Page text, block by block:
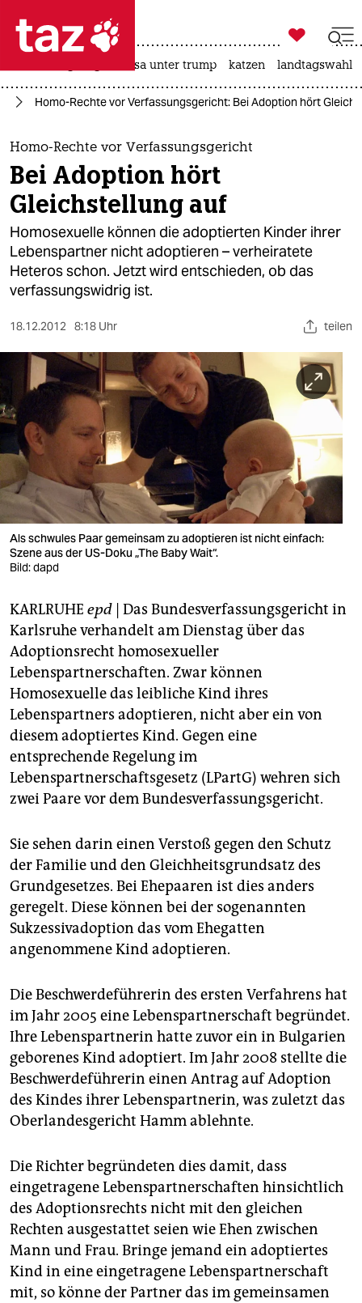
 taz zahl ich
taz zahl ich
themen
politik
öko
gesellschaft
kultur
sport
berlin
nord
wahrheit
verlag
verlag
veranstaltungen
shop
fragen & hilfe
unterstützen
abo
genossenschaft
epaper login

taz zahl ich
usa unter trump katzen landtagswahl
Homo-Rechte vor Verfassungsgericht: Bei Adoption hört
Homo-Rechte vor Verfassungsgericht
Bei Adoption hört
Gleichstellung auf
Homosexuelle können die adoptierten Kinder ihrer
Lebenspartner nicht adoptieren – verheiratete
Heteros schon. Jetzt wird entschieden, ob das
verfassungswidrig ist.
18.12.2012 8:18 Uhr teilen
Als schwules Paar gemeinsam zu adoptieren ist nicht einfach:
Szene aus der US-Doku „The Baby Wait“.
Bild: dapd
KARLRUHE epd | Das Bundesverfassungsgericht in
Karlsruhe verhandelt am Dienstag über das
Adoptionsrecht homosexueller
Lebenspartnerschaften. Zwar können
Homosexuelle das leibliche Kind ihres
Lebenspartners adoptieren, nicht aber ein von
diesem adoptiertes Kind. Gegen eine
entsprechende Regelung im
Lebenspartnerschaftsgesetz (LPartG) wehren sich
zwei Paare vor dem Bundesverfassungsgericht.
Sie sehen darin einen Verstoß gegen den Schutz
der Familie und den Gleichheitsgrundsatz des
Grundgesetzes. Bei Ehepaaren ist dies anders
geregelt. Diese können bei der sogenannten
Sukzessivadoption das vom Ehegatten
angenommene Kind adoptieren.
Die Beschwerdeführerin des ersten Verfahrens hat
im Jahr 2005 eine Lebenspartnerschaft begründet.
Ihre Lebenspartnerin hatte zuvor ein in Bulgarien
geborenes Kind adoptiert. Im Jahr 2008 stellte die
Beschwerdeführerin einen Antrag auf Adoption
des Kindes ihrer Lebenspartnerin, was zuletzt das
Oberlandesgericht Hamm ablehnte.
Die Richter begründeten dies damit, dass
eingetragene Lebenspartnerschaften hinsichtlich
des Adoptionsrechts nicht mit den gleichen
Rechten ausgestattet seien wie Ehen zwischen
Mann und Frau. Bringe jemand ein adoptiertes
Kind in eine eingetragene Lebenspartnerschaft
mit, so könne der Partner das im gemeinsamen